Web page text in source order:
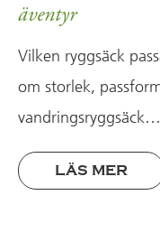
äventyr
Vilken ryggsäck
om storlek,
vandringsryggsäck…
LÄS MER